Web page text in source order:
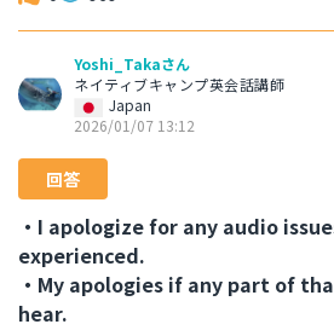
Yoshi_Takaさん
ネイティブキャンプ英会話講師
Japan
2026/01/07 13:12
回答
・I apologize for any audio
experienced.
・My apologies if any part of
hear.